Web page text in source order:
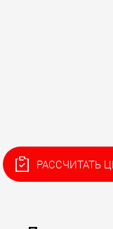
РАССЧИТАТЬ